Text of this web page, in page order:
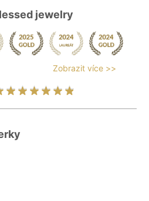
jewelry
Zobrazit více >>